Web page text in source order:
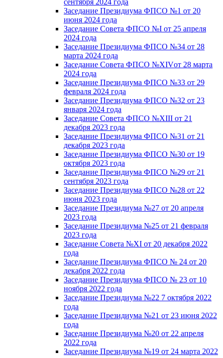
Заседание Президиума ФПСО №1 от 20
июня 2024 года
Заседание Совета ФПСО №I от 25 апреля
2024 года
Заседание Президиума ФПСО №34 от 28
марта 2024 года
Заседание Совета ФПСО №XIVот 28 марта
2024 года
Заседание Президиума ФПСО №33 от 29
февраля 2024 года
Заседание Президиума ФПСО №32 от 23
января 2024 года
Заседание Совета ФПСО №XIII от 21
декабря 2023 года
Заседание Президиума ФПСО №31 от 21
декабря 2023 года
Заседание Президиума ФПСО №30 от 19
октября 2023 года
Заседание Президиума ФПСО №29 от 21
сентября 2023 года
Заседание Президиума ФПСО №28 от 22
июня 2023 года
Заседание Президиума №27 от 20 апреля
2023 года
Заседание Президиума №25 от 21 февраля
2023 года
Заседание Совета №XI от 20 декабря 2022
года
Заседание Президиума ФПСО № 24 от 20
декабря 2022 года
Заседание Президиума ФПСО № 23 от 10
ноября 2022 года
Заседание Президиума №22 7 октября 2022
года
Заседание Президиума №21 от 23 июня 2022
года
Заседание Президиума №20 от 22 апреля
2022 года
Заседание Президиума №19 от 24 марта 2022